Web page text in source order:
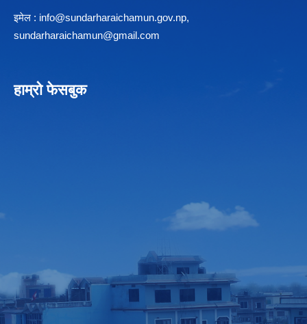
इमेल : info@sundarharaichamun.gov.np,
sundarharaichamun@gmail.com
हाम्रो फेसबुक